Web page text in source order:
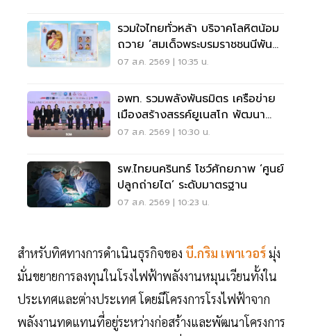
รวมใจไทยทั่วหล้า บริจาคโลหิตน้อม
ถวาย ‘สมเด็จพระบรมราชชนนีพันปี
หลวง’
07 ส.ค. 2569 | 10:35 น.
อพท. รวมพลังพันธมิตร เครือข่าย
เมืองสร้างสรรค์ยูเนสโก พัฒนา
เมืองอย่างยั่งยืน
07 ส.ค. 2569 | 10:30 น.
รพ.ไทยนครินทร์ โชว์ศักยภาพ ‘ศูนย์
ปลูกถ่ายไต’ ระดับมาตรฐาน
07 ส.ค. 2569 | 10:23 น.
สำหรับทิศทางการดำเนินธุรกิจของ บี.กริม เพาเวอร์มุ่ง
มั่นขยายการลงทุนในโรงไฟฟ้าพลังงานหมุนเวียนทั้งใน
ประเทศและต่างประเทศ โดยมีโครงการโรงไฟฟ้าจาก
พลังงานทดแทนที่อยู่ระหว่างก่อสร้างและพัฒนาโครงการ